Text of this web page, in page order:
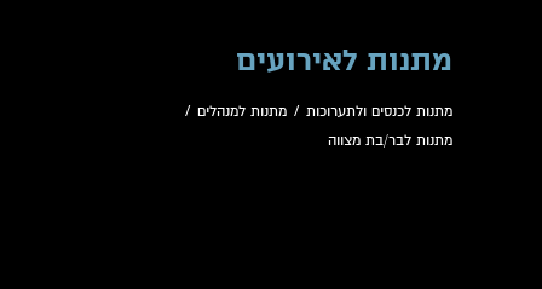
מתנות לאירועים
מתנות לכנסים ולתערוכות / מתנות למנהלים /
מתנות לבר/בת מצווה